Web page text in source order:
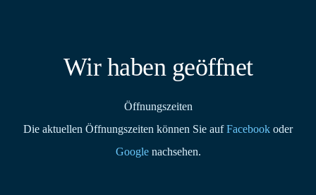
Wir haben geöffnet
Öffnungszeiten
Die aktuellen Öffnungszeiten können Sie aufFacebook oder
Googlenachsehen.